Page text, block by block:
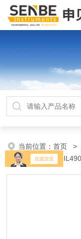
当前位置：首页 >
物资装备> OIL490